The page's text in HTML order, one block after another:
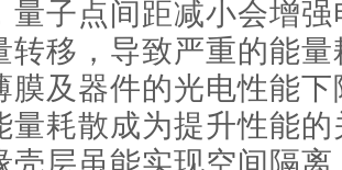
量子点间距减小会增
转移，导致严重的能
膜及器件的光电性能
量耗散成为提升性能
壳层虽能实现空间隔